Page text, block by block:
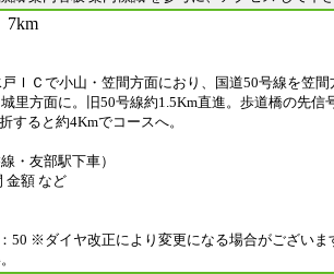
7km
ＩＣで小山・笠間方面におり、国道50号線を笠間
里方面に。旧50号線約1.5Km直進。歩道橋の先信
すると約4Kmでコースへ。
・友部駅下車）
金額 など
50 ※ダイヤ改正により変更になる場合がござい